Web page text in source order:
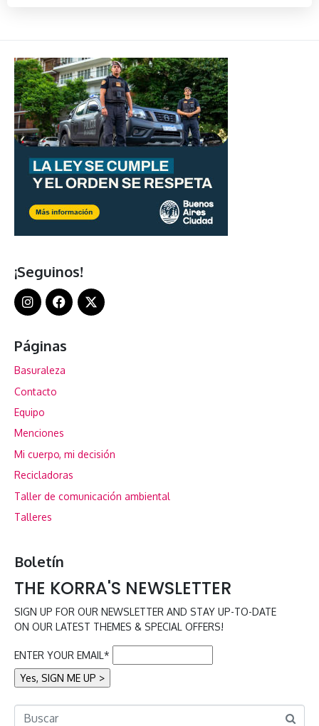
¡Seguinos!
Páginas
Basuraleza
Contacto
Equipo
Menciones
Mi cuerpo, mi decisión
Recicladoras
Taller de comunicación ambiental
Talleres
Boletín
THE KORRA'S NEWSLETTER
SIGN UP FOR OUR NEWSLETTER AND STAY UP-TO-DATE
ON OUR LATEST THEMES & SPECIAL OFFERS!
ENTER YOUR EMAIL*